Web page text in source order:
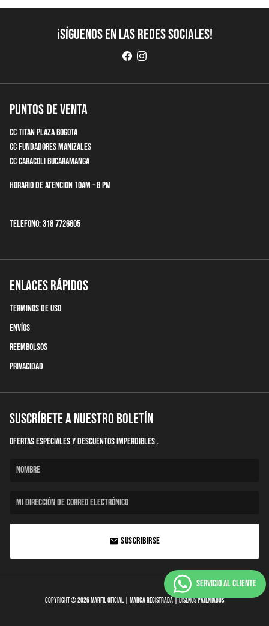
¡Síguenos en las redes sociales!
Puntos de Venta
CC Titan Plaza Bogota
CC Fundadores Manizales
CC Caracoli Bucaramanga
Horario de Atencion 10am - 8 pm
Telefono: 318 7726605
Enlaces Rápidos
terminos de uso
Envíos
Reembolsos
Privacidad
Suscríbete a nuestro boletín
Ofertas Especiales y descuentos imperdibles .
email SUSCRIBIRSE
Copyright © 2026Marfil Oficial | Marca Registrada | Diseños patentados